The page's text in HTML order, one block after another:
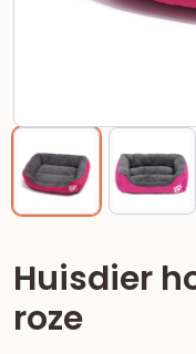
Huisdier
roze